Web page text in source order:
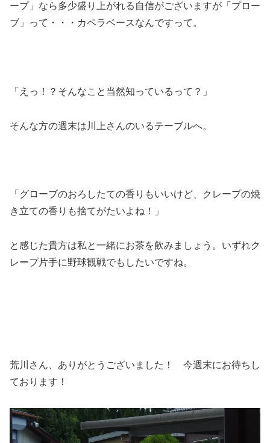
ープ」なら多少盛り上がれる自信がございますが「プロー
ブ」って・・・カペラベースなんですって。
「えっ！？そんなこと当然知っているって？」
そんな方の週末は川上さんのいるテーブルへ。
「グローブのおろしたての香りもいいけど、クレープの焼
き立ての香りも捨てがたいよね！」
と感じた貴方は私と一緒にお茶を飲みましょう。いずれク
レープ片手に野球観戦でもしたいですね。
荒川さん、ありがとうございました！ 今週末にお待ちし
ております！